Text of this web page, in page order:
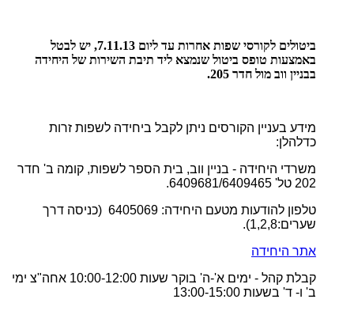
ביטולים לקורסי שפות אחרות עד ליום 7.11.13, יש לבטל
באמצעות טופס ביטול שנמצא ליד תיבת השירות של היחידה
בבניין ווב מול חדר 205.
מידע בעניין הקורסים ניתן לקבל ביחידה לשפות זרות
כדלהלן:
משרדי היחידה - בניין ווב, בית הספר לשפות, קומה ב' חדר
202 טל' 6409681/6409465
.
טלפון להודעות מטעם היחידה: 6405069 (כניסה דרך
שערים:1,2,8
).
אתר היחידה
קבלת קהל - ימים א'-ה' בוקר שעות 10:00-12:00 אחה"צ ימי
ב' ו- ד' בשעות 13:00-15:00